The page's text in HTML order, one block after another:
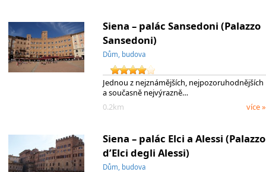
Siena – palác Sansedoni (Palazzo
Sansedoni)
Dům, budova
Jednou z nejznámějších, nejpozoruhodnějších
a současně nejvýrazně…
0.2km
více »
Siena – palác Elci a Alessi (Palazzo
d’Elci degli Alessi)
Dům, budova